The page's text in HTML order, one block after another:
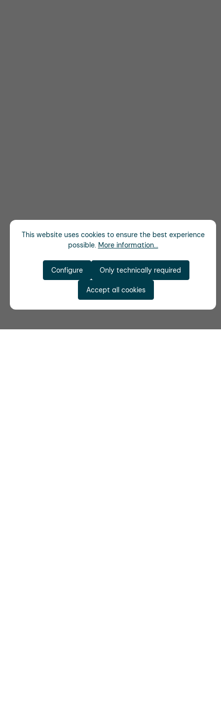
This website uses cookies to ensure the best experience
possible. More information...
Only technically required
Configure
Accept all cookies